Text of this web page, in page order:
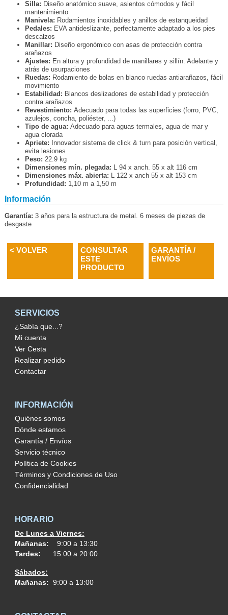
Silla: Diseño anatómico suave, asientos cómodos y fácil
mantenimiento
Manivela: Rodamientos inoxidables y anillos de estanqueidad
Pedales: EVA antideslizante, perfectamente adaptado a los pies
descalzos
Manillar: Diseño ergonómico con asas de protección contra
arañazos
Ajustes: En altura y profundidad de manillares y sillín. Adelante y
atrás de usurpaciones
Ruedas: Rodamiento de bolas en blanco ruedas antiarañazos, fácil
movimiento
Estabilidad: Blancos deslizadores de estabilidad y protección
contra arañazos
Revestimiento: Adecuado para todas las superficies (forro, PVC,
azulejos, concha, poliéster, ...)
Tipo de agua: Adecuado para aguas termales, agua de mar y
agua clorada
Apriete: Innovador sistema de click & turn para posición vertical,
evita lesiones
Peso: 22.9 kg
Dimensiones mín. plegada: L 94 x anch. 55 x alt 116 cm
Dimensiones máx. abierta: L 122 x anch 55 x alt 153 cm
Profundidad: 1,10 m a 1,50 m
Información
Garantía: 3 años para la estructura de metal. 6 meses de piezas de
desgaste
< VOLVER
CONSULTAR
ESTE
PRODUCTO
GARANTÍA /
ENVÍOS
SERVICIOS
¿Sabía que...?
Mi cuenta
Ver Cesta
Realizar pedido
Contactar
INFORMACIÓN
Quiénes somos
Dónde estamos
Garantía / Envíos
Servicio técnico
Política de Cookies
Términos y Condiciones de Uso
Confidencialidad
HORARIO
De Lunes a Viernes:
Mañanas:
9:00 a 13:30
Tardes: 15:00 a 20:00
Sábados:
Mañanas: 9:00 a 13:00